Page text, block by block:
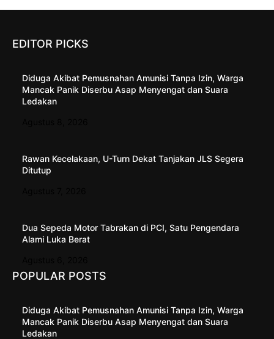
EDITOR PICKS
Diduga Akibat Pemusnahan Amunisi Tanpa Izin, Warga
Mancak Panik Diserbu Asap Menyengat dan Suara
Ledakan
Rawan Kecelakaan, U-Turn Dekat Tanjakan JLS Segera
Ditutup
Dua Sepeda Motor Tabrakan di PCI, Satu Pengendara
Alami Luka Berat
POPULAR POSTS
Diduga Akibat Pemusnahan Amunisi Tanpa Izin, Warga
Mancak Panik Diserbu Asap Menyengat dan Suara
Ledakan